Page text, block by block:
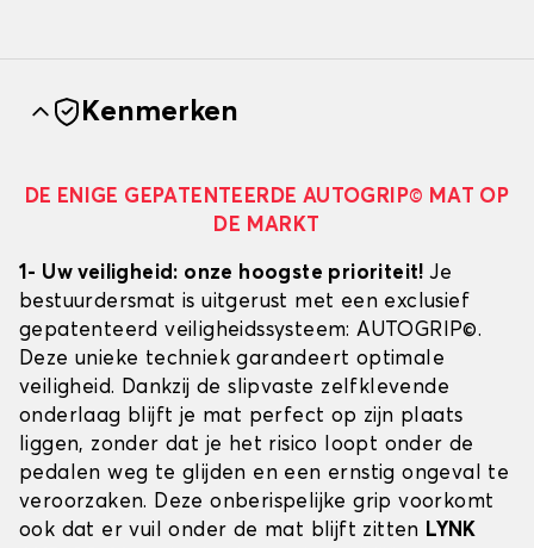
Kenmerken
DE ENIGE GEPATENTEERDE AUTOGRIP© MAT OP
DE MARKT
1- Uw veiligheid: onze hoogste prioriteit!Je
bestuurdersmat is uitgerust met een exclusief
gepatenteerd veiligheidssysteem: AUTOGRIP©.
Deze unieke techniek garandeert optimale
veiligheid. Dankzij de slipvaste zelfklevende
onderlaag blijft je mat perfect op zijn plaats
liggen, zonder dat je het risico loopt onder de
pedalen weg te glijden en een ernstig ongeval te
veroorzaken. Deze onberispelijke grip voorkomt
ook dat er vuil onder de mat blijft zitten LYNK